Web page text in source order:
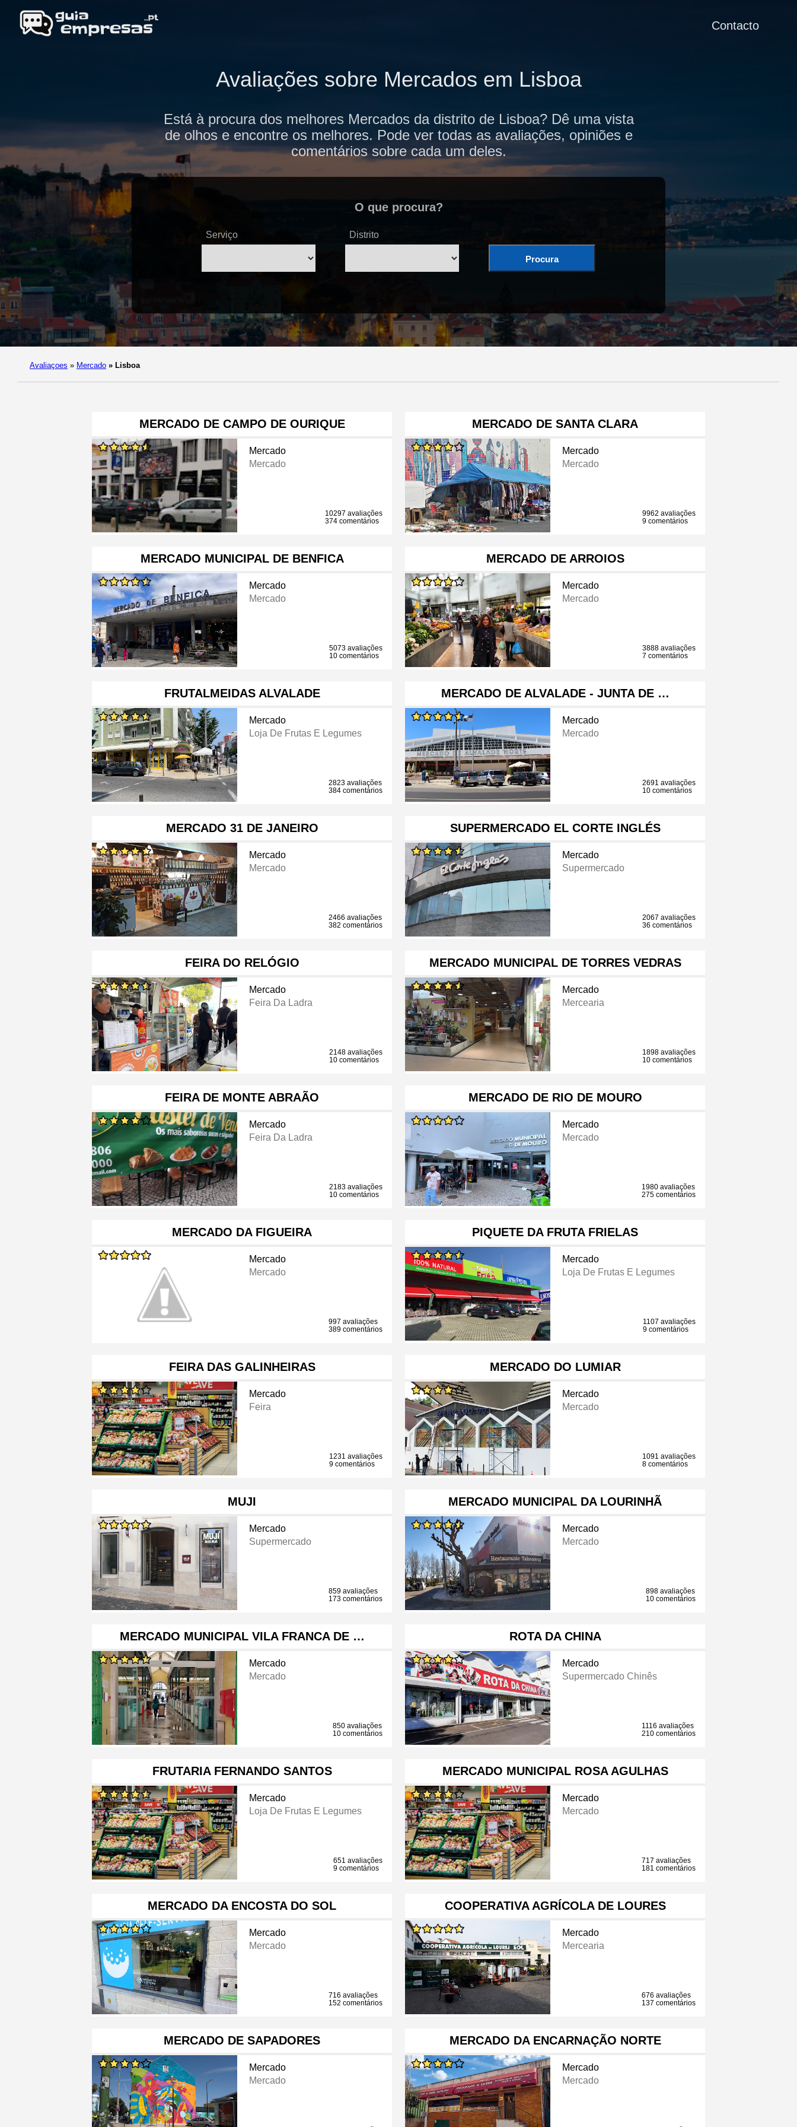
Contacto
Avaliações sobre Mercados em Lisboa
Está à procura dos melhores Mercados da distrito de Lisboa? Dê uma vista
de olhos e encontre os melhores. Pode ver todas as avaliações, opiniões e
comentários sobre cada um deles.
O que procura?
Serviço Distrito
Procura
Avaliaçoes » Mercado » Lisboa
MERCADO DE CAMPO DE OURIQUE
Mercado
Mercado
10297 avaliações
374 comentários
MERCADO DE SANTA CLARA
Mercado
Mercado
9962 avaliações
9 comentários
MERCADO MUNICIPAL DE BENFICA
Mercado
Mercado
5073 avaliações
10 comentários
MERCADO DE ARROIOS
Mercado
Mercado
3888 avaliações
7 comentários
FRUTALMEIDAS ALVALADE
Mercado
Loja De Frutas E Legumes
2823 avaliações
384 comentários
MERCADO DE ALVALADE - JUNTA DE …
Mercado
Mercado
2691 avaliações
10 comentários
MERCADO 31 DE JANEIRO
Mercado
Mercado
2466 avaliações
382 comentários
SUPERMERCADO EL CORTE INGLÉS
Mercado
Supermercado
2067 avaliações
36 comentários
FEIRA DO RELÓGIO
Mercado
Feira Da Ladra
2148 avaliações
10 comentários
MERCADO MUNICIPAL DE TORRES VEDRAS
Mercado
Mercearia
1898 avaliações
10 comentários
FEIRA DE MONTE ABRAÃO
Mercado
Feira Da Ladra
2183 avaliações
10 comentários
MERCADO DE RIO DE MOURO
Mercado
Mercado
1980 avaliações
275 comentários
MERCADO DA FIGUEIRA
Mercado
Mercado
997 avaliações
389 comentários
PIQUETE DA FRUTA FRIELAS
Mercado
Loja De Frutas E Legumes
1107 avaliações
9 comentários
FEIRA DAS GALINHEIRAS
Mercado
Feira
1231 avaliações
9 comentários
MERCADO DO LUMIAR
Mercado
Mercado
1091 avaliações
8 comentários
MUJI
Mercado
Supermercado
859 avaliações
173 comentários
MERCADO MUNICIPAL DA LOURINHÃ
Mercado
Mercado
898 avaliações
10 comentários
MERCADO MUNICIPAL VILA FRANCA DE …
Mercado
Mercado
850 avaliações
10 comentários
ROTA DA CHINA
Mercado
Supermercado Chinês
1116 avaliações
210 comentários
FRUTARIA FERNANDO SANTOS
Mercado
Loja De Frutas E Legumes
651 avaliações
9 comentários
MERCADO MUNICIPAL ROSA AGULHAS
Mercado
Mercado
717 avaliações
181 comentários
MERCADO DA ENCOSTA DO SOL
Mercado
Mercado
716 avaliações
152 comentários
COOPERATIVA AGRÍCOLA DE LOURES
Mercado
Mercearia
676 avaliações
137 comentários
MERCADO DE SAPADORES
Mercado
Mercado
MERCADO DA ENCARNAÇÃO NORTE
Mercado
Mercado